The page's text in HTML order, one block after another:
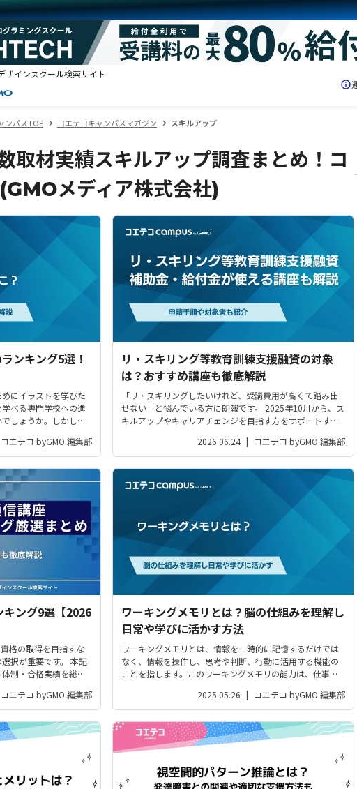
ザインスクール検索サイト
ンパスTOP コエテコキャンパスマガジン スキルアップ
取材実績スキルアップ調査まとめ！コ
メディア株式会社)
ンキング5選！
めにイラストを学びた
べる専門学校への進
しょうか。しかし、
学ぶために専門学校に
コエテコ byGMO 編集部
リ・スキリング等教育訓練支援融資の対象
は？おすすめ講座も徹底解説
「リ・スキリングしたいけれど、受講費用が高くて踏み出
せない」と悩んでいる方に朗報です。 2025年10月から、ス
キルアップやキャリアチェンジを目指す方をサポートする
受講料だけでなく訓練中の生活費も支援対象になるため、
「学び直し」...
2026.06.24 | コエテコ byGMO 編集部
キング9選【2026
格の取得を目指すな
択が重要です。 本記
制・合格実績を総合
けて、確実に...
コエテコ byGMO 編集部
ワーキングメモリとは？脳の仕組みを理解し
日常や学びに活かす方法
ワーキングメモリとは、情報を一時的に記憶するだけでは
なく、情報を操作し、思考や判断、行動に活用する機能の
ことを指します。このワーキングメモリの能力は、仕事や
ます。そこで本記事では、ワーキングメモリの仕組みや役
割から、低下した場合の影響、効果的...
2025.05.26 | コエテコ byGMO 編集部